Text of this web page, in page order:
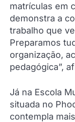
matrículas em
demonstra a
trabalho que
Preparamos
organização,
pedagógica”,
Já na Escola
situada no
contempla